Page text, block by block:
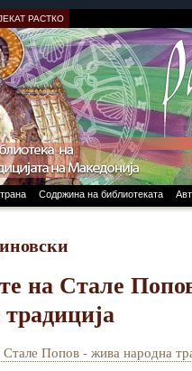
РАСТКО
Содржина на библиотеката
на Стале
Стале Попов - жива народна